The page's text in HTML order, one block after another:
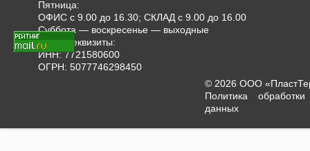
Пятница:
ОФИС с 9.00 до 16.30; СКЛАД с 9.00 до 16.00
Суббота — воскресенье — выходные
Наши реквизиты:
ИНН: 7721580600
ОГРН: 5077746298450
© 2026 ООО
Политика
данных